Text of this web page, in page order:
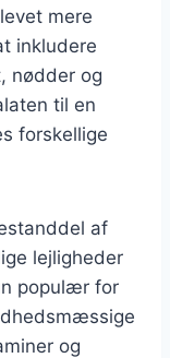
mere
inkludere
nødder og
til en
forskellige
af
lejligheder
populær for
og